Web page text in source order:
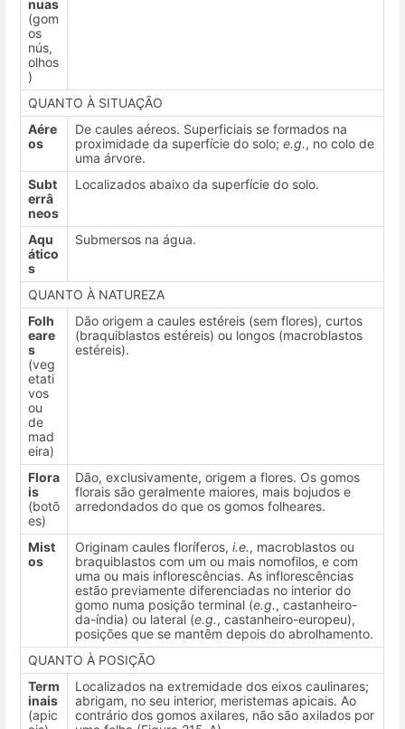
nuas
(gom
os
nús,
olhos
)
QUANTO À SITUAÇÃO
Aére
os
De caules aéreos. Superficiais se formados na
proximidade da superfície do solo; e.g., no colo de
uma árvore.
Subt
errâ
neos
Localizados abaixo da superfície do solo.
Aqu
ático
s
Submersos na água.
QUANTO À NATUREZA
Folh
eare
s
(veg
etati
vos
ou
de
mad
eira)
Dão origem a caules estéreis (sem flores), curtos
(braquiblastos estéreis) ou longos (macroblastos
estéreis).
Flora
is
(botõ
es)
Dão, exclusivamente, origem a flores. Os gomos
florais são geralmente maiores, mais bojudos e
arredondados do que os gomos folheares.
Mist
os
Originam caules floríferos, i.e., macroblastos ou
braquiblastos com um ou mais nomofilos, e com
uma ou mais inflorescências. As inflorescências
estão previamente diferenciadas no interior do
gomo numa posição terminal (e.g., castanheiro-
da-índia) ou lateral (e.g., castanheiro-europeu),
posições que se mantêm depois do abrolhamento.
QUANTO À POSIÇÃO
Term
inais
(apic
Localizados na extremidade dos eixos caulinares;
abrigam, no seu interior, meristemas apicais. Ao
contrário dos gomos axilares, não são axilados por